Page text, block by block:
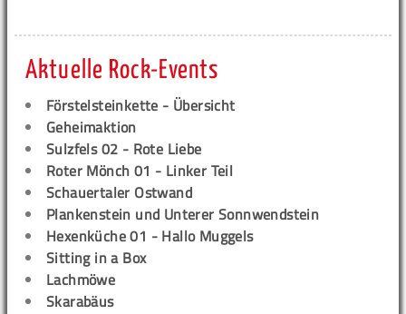
Aktuelle Rock-Events
Förstelsteinkette - Übersicht
Geheimaktion
Sulzfels 02 - Rote Liebe
Roter Mönch 01 - Linker Teil
Schauertaler Ostwand
Plankenstein und Unterer Sonnwendstein
Hexenküche 01 - Hallo Muggels
Sitting in a Box
Lachmöwe
Skarabäus